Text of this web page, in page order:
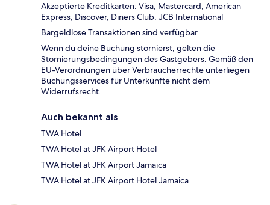
Akzeptierte Kreditkarten: Visa, Mastercard, American
Express, Discover, Diners Club, JCB International
Bargeldlose Transaktionen sind verfügbar.
Wenn du deine Buchung stornierst, gelten die
Stornierungsbedingungen des Gastgebers. Gemäß den
EU-Verordnungen über Verbraucherrechte unterliegen
Buchungsservices für Unterkünfte nicht dem
Widerrufsrecht.
Auch bekannt als
TWA Hotel
TWA Hotel at JFK Airport Hotel
TWA Hotel at JFK Airport Jamaica
TWA Hotel at JFK Airport Hotel Jamaica